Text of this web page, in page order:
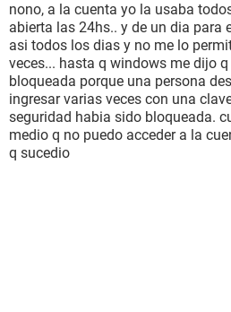
nono, a la cuenta yo la usaba
abierta las 24hs.. y de un dia para
asi todos los dias y no me lo
veces... hasta q windows me dijo
bloqueada porque una persona
ingresar varias veces con una
seguridad habia sido bloqueada.
medio q no puedo acceder a la
q sucedio